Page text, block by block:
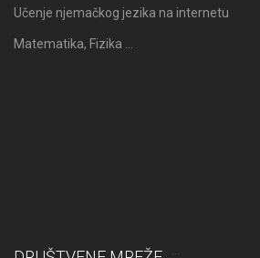
Učenje njemačkog jezika na internetu
Matematika, Fizika …